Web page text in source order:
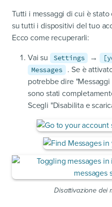
Tutti i messaggi di cui è
su tutti i dispositivi del tuo
Ecco come recuperarli:
Vai su
Settings →
Messages
. Se è
potrebbe dire
sono stati
Scegli "Disabilita e
Disattivazione dei